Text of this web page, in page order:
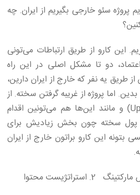
پروژه سئو خارجی بگیریم از ایران. چه
این کارو از طریق ارتباطات می‌تونی
دو تا مشکل اصلی در این راه
طریق یه نفر که خارج از ایران دارین،
اما پروژه از غریبه گرفتن سخته. از
) و مانند این‌ها هم می‌تونین اقدام
پول سخته چون بخش زیادیش برای
بتونه این کارو براتون خارج از ایران